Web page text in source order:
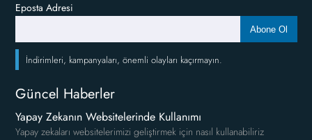
Eposta Adresi
Abone Ol
İndirimleri, kampanyaları, önemli olayları kaçırmayın.
Güncel Haberler
Yapay Zekanın Websitelerinde Kullanımı
Yapay zekaları websitelerimizi geliştirmek için nasıl kullanabiliriz